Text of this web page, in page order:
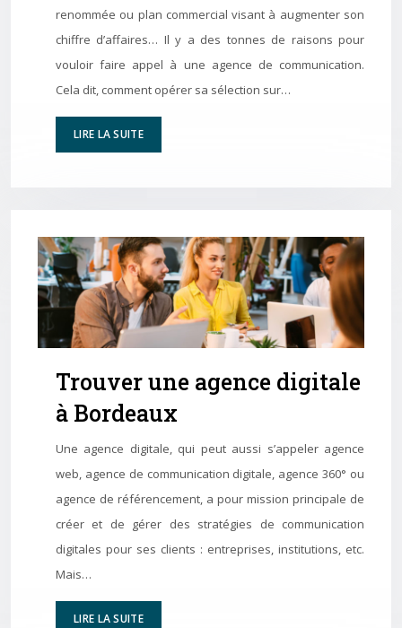
renommée ou plan commercial visant à augmenter son
chiffre d’affaires… Il y a des tonnes de raisons pour
vouloir faire appel à une agence de communication.
Cela dit, comment opérer sa sélection sur…
LIRE LA SUITE
Trouver une agence digitale
à Bordeaux
Une agence digitale, qui peut aussi s’appeler agence
web, agence de communication digitale, agence 360° ou
agence de référencement, a pour mission principale de
créer et de gérer des stratégies de communication
digitales pour ses clients : entreprises, institutions, etc.
Mais…
LIRE LA SUITE